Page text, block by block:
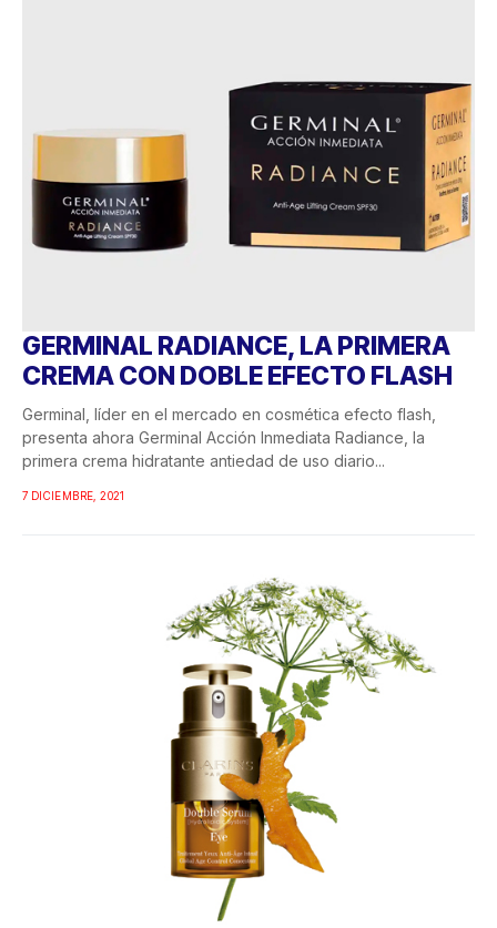
GERMINAL RADIANCE, LA PRIMERA
CREMA CON DOBLE EFECTO FLASH
Germinal, líder en el mercado en cosmética efecto flash,
presenta ahora Germinal Acción Inmediata Radiance, la
primera crema hidratante antiedad de uso diario...
7 DICIEMBRE, 2021